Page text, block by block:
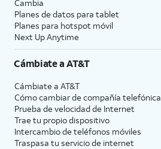
Cambia
Planes de datos para tablet
Planes para hotspot móvil
Next Up Anytime
Cámbiate aAT&T
Cámbiate a AT&T
Cómo cambiar de compañía telefónica
Prueba de velocidad de Internet
Trae tu propio dispositivo
Intercambio de teléfonos móviles
Traspasa tu servicio de internet